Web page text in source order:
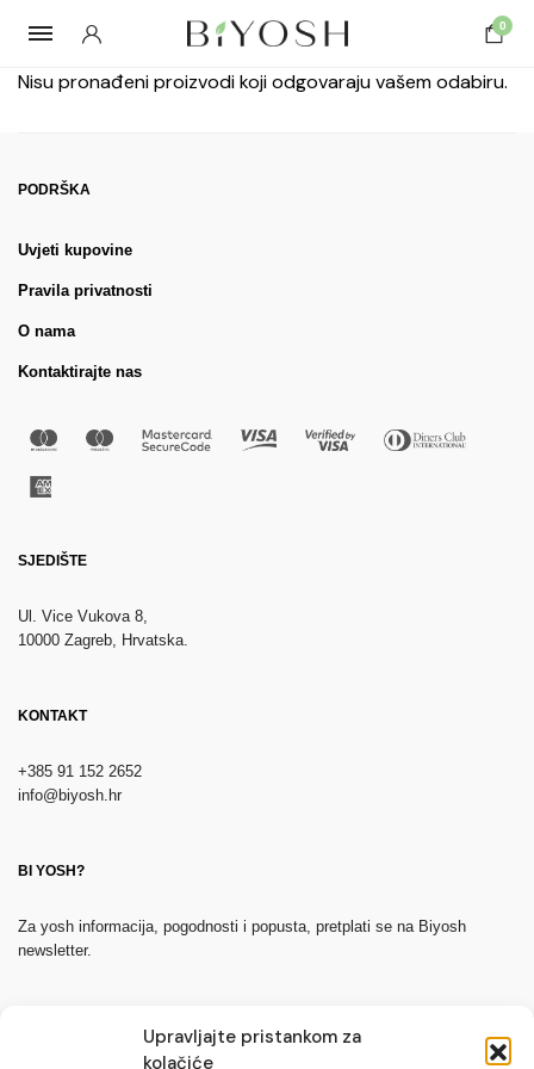
Upravljajte pristankom za
kolačiće
0
Nisu pronađeni proizvodi koji odgovaraju vašem odabiru.
PODRŠKA
Uvjeti kupovine
Pravila privatnosti
O nama
Kontaktirajte nas
SJEDIŠTE
Ul. Vice Vukova 8,
10000 Zagreb, Hrvatska.
KONTAKT
+385 91 152 2652
info@biyosh.hr
BI YOSH?
Za yosh informacija, pogodnosti i popusta, pretplati se na Biyosh
newsletter.